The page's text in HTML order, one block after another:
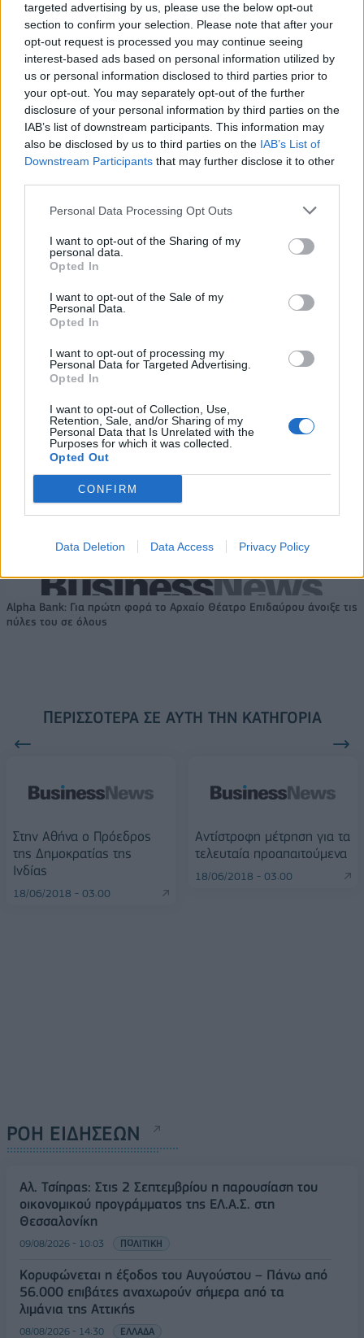
targeted advertising by us, please use the below opt-out
section to confirm your selection. Please note that after your
opt-out request is processed you may continue seeing
interest-based ads based on personal information utilized by
us or personal information disclosed to third parties prior to
your opt-out. You may separately opt-out of the further
disclosure of your personal information by third parties on the
IAB’s list of downstream participants. This information may
also be disclosed by us to third parties on the IAB’s List of
Downstream Participants that may further disclose it to other
Personal Data Processing Opt Outs
I want to opt-out of the Sharing of my
personal data.
Opted In
I want to opt-out of the Sale of my
Personal Data.
Opted In
I want to opt-out of processing my
Personal Data for Targeted Advertising.
Opted In
I want to opt-out of Collection, Use,
Retention, Sale, and/or Sharing of my
Personal Data that Is Unrelated with the
Purposes for which it was collected.
Opted Out
CONFIRM
Data Deletion Data Access Privacy Policy
Εθνική Νεανίδων: Απέναντι
στην Ισλανδία για την 5η θέση
στο Ευρωμπάσκετ (live stream)
Η Κέλσι Μίτσελ έγραψε ιστορία
στη νίκη της Ιντιάνα επί του
Σικάγο (vids)
Ελληνική Αναπτυξιακή Τράπεζα: Με «προίκα» 2 δισ. ευρώ ανοίγει
δρόμο για δάνεια έως 5 δισ. σε μικρομεσαίες
Β.Σ. Καρούλιας: Τζίρος 98,7
εκατ. ευρώ και αύξηση κερδών
57% - Τα νέα στοιχήματα σε
Deloitte Ελλάδος:
Χρηματοοικονομικός
ενέργειας
Η Chery επενδύει 75 εκατ. δολάρια στην KG Mobility
Το FIAT 500 Hybrid τώρα από
18.990 ευρώ
Ατρόμητος και Novibet
συνεχίζουν μαζί: Ανανέωση της
FTSE4Good
Alpha Bank: Για πρώτη φορά το Αρχαίο Θέατρο Επιδαύρου άνοιξε τις
πύλες του σε όλους
ΠΕΡΙΣΣΌΤΕΡΑ ΣΕ ΑΥΤΉ ΤΗΝ ΚΑΤΗΓΟΡΊΑ
Στην Αθήνα ο Πρόεδρος
της Δημοκρατίας της
Ινδίας
18/06/2018 - 03:00
Αντίστροφη μέτρηση για τα
τελευταία προαπαιτούμενα
18/06/2018 - 03:00
ΡΟΗ ΕΙΔΗΣΕΩΝ
Αλ. Τσίπρας: Στις 2 Σεπτεμβρίου η παρουσίαση του
οικονομικού προγράμματος της ΕΛ.Α.Σ. στη
Θεσσαλονίκη
09/08/2026 - 10:03 ΠΟΛΙΤΙΚΗ
Κορυφώνεται η έξοδος του Αυγούστου – Πάνω από
56.000 επιβάτες αναχωρούν σήμερα από τα
λιμάνια της Αττικής
08/08/2026 - 14:30 ΕΛΛΑΔΑ